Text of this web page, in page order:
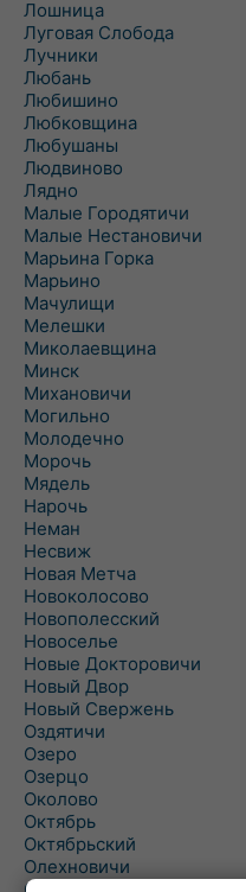
Лошница
Луговая Слобода
Лучники
Любань
Любишино
Любковщина
Любушаны
Людвиново
Лядно
Малые Городятичи
Малые Нестановичи
Марьина Горка
Марьино
Мачулищи
Мелешки
Миколаевщина
Минск
Михановичи
Могильно
Молодечно
Морочь
Мядель
Нарочь
Неман
Несвиж
Новая Метча
Новоколосово
Новополесский
Новоселье
Новые Докторовичи
Новый Двор
Новый Свержень
Оздятичи
Озеро
Озерцо
Околово
Октябрь
Октябрьский
Олехновичи